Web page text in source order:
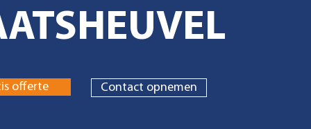
offerte Contact opnemen